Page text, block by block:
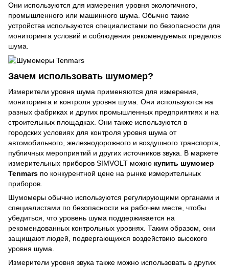
Они используются для измерения уровня экологичного,
промышленного или машинного шума. Обычно такие
устройства используются специалистами по безопасности для
мониторинга условий и соблюдения рекомендуемых пределов
шума.
Зачем использовать шумомер?
Измерители уровня шума применяются для измерения,
мониторинга и контроля уровня шума. Они используются на
разных фабриках и других промышленных предприятиях и на
строительных площадках. Они также используются в
городских условиях для контроля уровня шума от
автомобильного, железнодорожного и воздушного транспорта,
публичных мероприятий и других источников звука. В маркете
измерительных приборов SIMVOLT можно купить шумомер
Tenmars по конкурентной цене на рынке измерительных
приборов.
Шумомеры обычно используются регулирующими органами и
специалистами по безопасности на рабочем месте, чтобы
убедиться, что уровень шума поддерживается на
рекомендованных контрольных уровнях. Таким образом, они
защищают людей, подвергающихся воздействию высокого
уровня шума.
Измерители уровня звука также можно использовать в других